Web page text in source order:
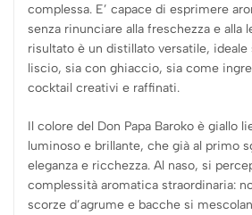
complessa. E’ capace di esprimere
senza rinunciare alla freschezza e alla
risultato è un distillato versatile, ideale
liscio, sia con ghiaccio, sia come
cocktail creativi e raffinati.
Il colore del Don Papa Baroko è giallo
luminoso e brillante, che già al primo
eleganza e ricchezza. Al naso, si
complessità aromatica straordinaria:
scorze d’agrume e bacche si